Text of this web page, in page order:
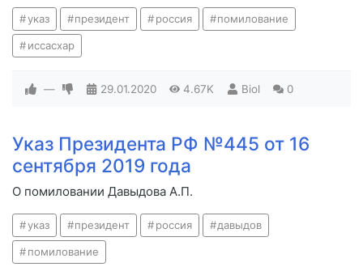
указ президент россия помилование
иссасхар
— 29.01.2020 4.67K Biol 0
Указ Президента РФ №445 от 16
сентября 2019 года
О помиловании Давыдова А.П.
указ президент россия давыдов
помилование